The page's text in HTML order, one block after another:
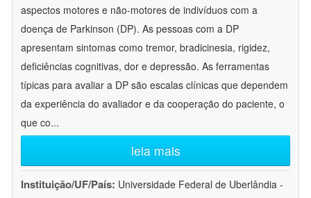
aspectos motores e não-motores de indivíduos com a
doença de Parkinson (DP). As pessoas com a DP
apresentam sintomas como tremor, bradicinesia, rigidez,
deficiências cognitivas, dor e depressão. As ferramentas
típicas para avaliar a DP são escalas clínicas que dependem
da experiência do avaliador e da cooperação do paciente, o
que co...
leia mais
Instituição/UF/País: Universidade Federal de Uberlândia -